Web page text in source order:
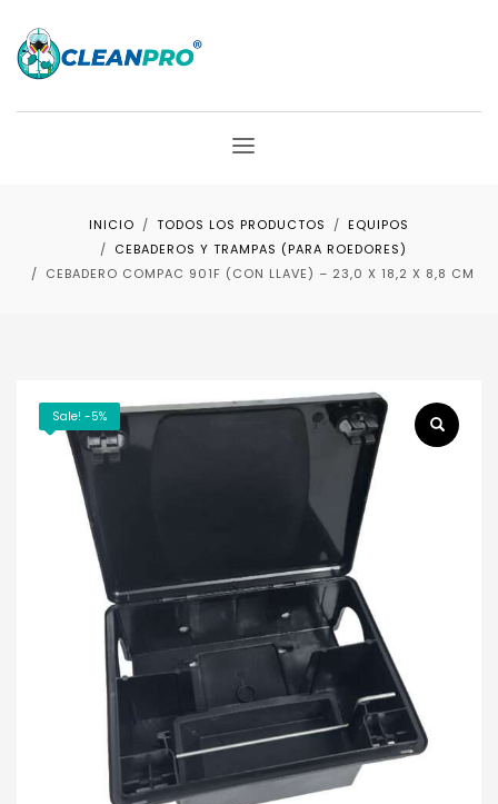
INICIO TODOS LOS PRODUCTOS
EQUIPOS
CEBADEROS Y TRAMPAS (PARA ROEDORES)
CEBADERO COMPAC 901F (CON LLAVE) – 23,0 X 18,2 X 8,8 CM
Sale! -5%